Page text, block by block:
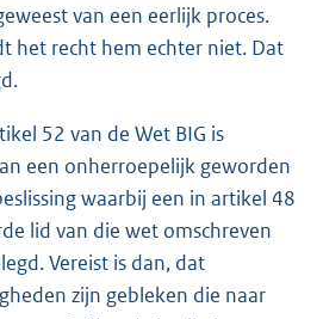
van een eerlijk proces.
het recht hem echter niet. Dat
52 van de Wet BIG is
een onherroepelijk geworden
waarbij een in artikel 48
lid van die wet omschreven
Vereist is dan, dat
zijn gebleken die naar